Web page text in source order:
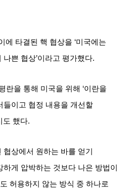
에 타결된 핵 협상을 ‘미국에는
나쁜 협상’이라고 평가했다.
란을 통해 미국을 위해 ‘이란을
들이고 협정 내용을 개선할
도 했다.
상에서 원하는 바를 얻기
게 압박하는 것보다 나은 방법이
허용하지 않는 방식 중 하나로